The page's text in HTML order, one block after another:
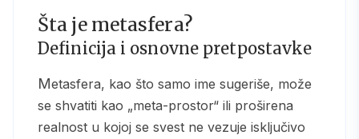
Šta je metasfera?
Definicija i osnovne pretpostavke
Metasfera, kao što samo ime sugeriše, može
se shvatiti kao „meta-prostor“ ili proširena
realnost u kojoj se svest ne vezuje isključivo